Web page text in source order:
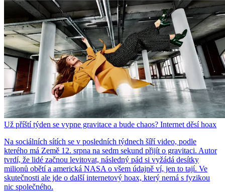
Už příští týden se vypne gravitace a bude chaos? Internet děsí hoax
Na sociálních sítích se v posledních týdnech šíří video, podle
kterého má Země 12. srpna na sedm sekund přijít o gravitaci. Autor
tvrdí, že lidé začnou levitovat, následný pád si vyžádá desítky
milionů obětí a americká NASA o všem údajně ví, jen to tají. Ve
skutečnosti ale jde o další internetový hoax, který nemá s fyzikou
nic společného.